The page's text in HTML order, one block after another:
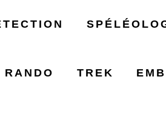
RANDO TREK